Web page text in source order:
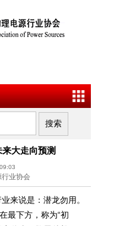
大走向预测
行业协会
说是：潜龙勿用。
最下方，称为“初